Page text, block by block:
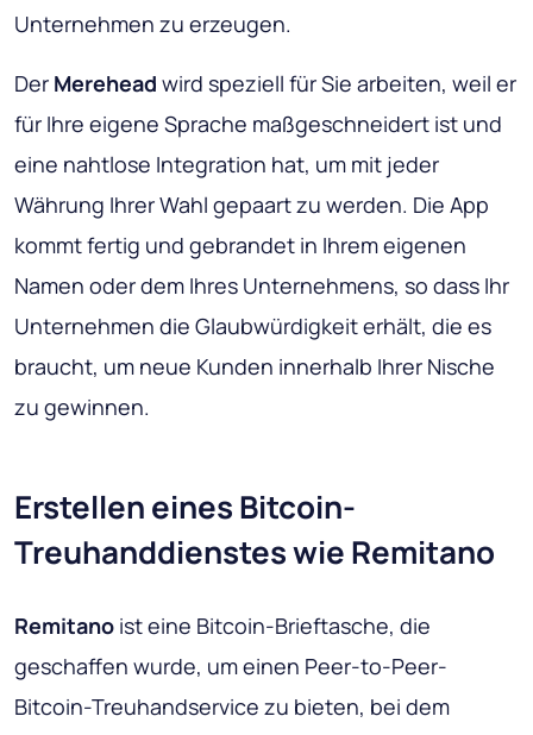
Unternehmen zu erzeugen.
Der Merehead wird speziell für Sie arbeiten, weil er
für Ihre eigene Sprache maßgeschneidert ist und
eine nahtlose Integration hat, um mit jeder
Währung Ihrer Wahl gepaart zu werden. Die App
kommt fertig und gebrandet in Ihrem eigenen
Namen oder dem Ihres Unternehmens, so dass Ihr
Unternehmen die Glaubwürdigkeit erhält, die es
braucht, um neue Kunden innerhalb Ihrer Nische
zu gewinnen.
Erstellen eines Bitcoin-
Treuhanddienstes wie Remitano
Remitano ist eine Bitcoin-Brieftasche, die
geschaffen wurde, um einen Peer-to-Peer-
Bitcoin-Treuhandservice zu bieten, bei dem